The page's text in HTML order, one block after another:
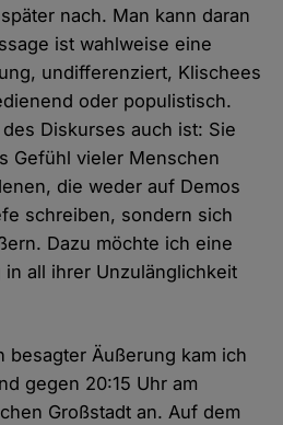
nach. Man kann daran
ist wahlweise eine
undifferenziert, Klischees
oder populistisch.
Diskurses auch ist: Sie
Gefühl vieler Menschen
die weder auf Demos
schreiben, sondern sich
Dazu möchte ich eine
all ihrer Unzulänglichkeit
besagter Äußerung kam ich
gegen 20:15 Uhr am
Großstadt an. Auf dem